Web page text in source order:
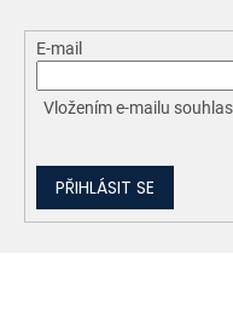
E-mail
Vložením e-mailu
PŘIHLÁSIT SE